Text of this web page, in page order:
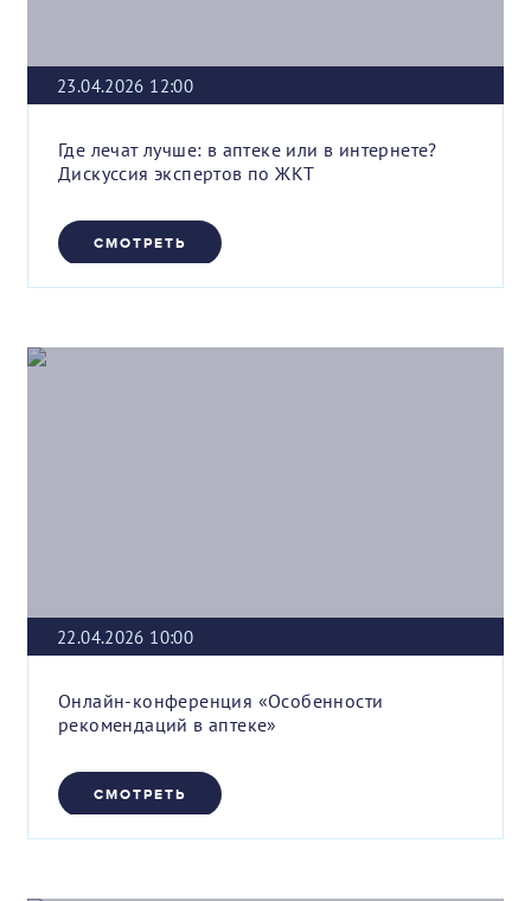
23.04.2026 12:00
Где лечат лучше: в аптеке или в интернете?
Дискуссия экспертов по ЖКТ
СМОТРЕТЬ
22.04.2026 10:00
Онлайн-конференция «Особенности
рекомендаций в аптеке»
СМОТРЕТЬ